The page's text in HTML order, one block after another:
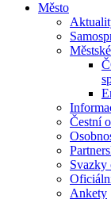
Město
Čestní
Svazky
Ankety